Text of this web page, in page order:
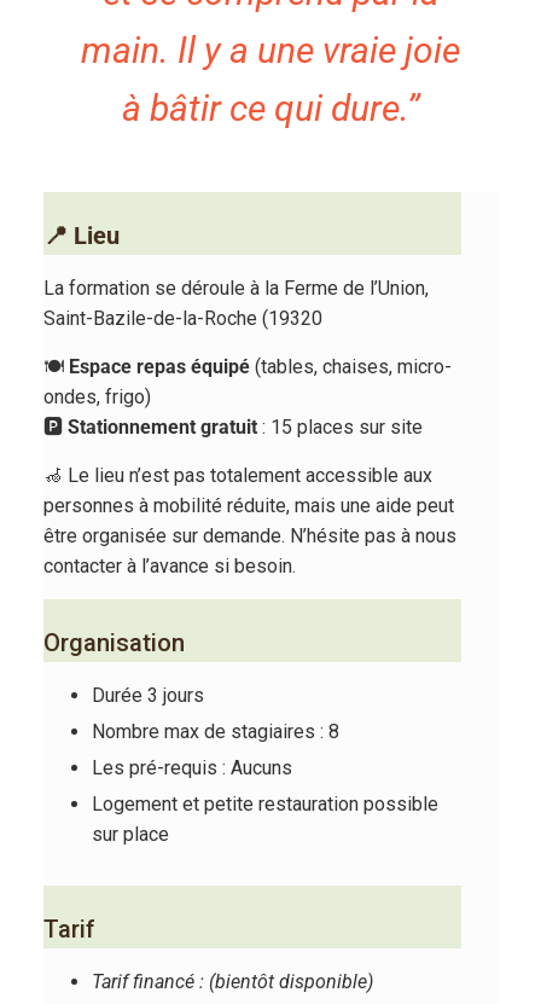
main. Il y a une vraie joie
à bâtir ce qui dure.”
📍 Lieu
La formation se déroule à la Ferme de l’Union,
Saint-Bazile-de-la-Roche (19320
🍽️ Espace repas équipé(tables, chaises, micro-
ondes, frigo)
🅿️ Stationnement gratuit: 15 places sur site
🦽 Le lieu n’est pas totalement accessible aux
personnes à mobilité réduite, mais une aide peut
être organisée sur demande. N’hésite pas à nous
contacter à l’avance si besoin.
Organisation
Durée 3 jours
Nombre max de stagiaires : 8
Les pré-requis : Aucuns
Logement et petite restauration possible
sur place
Tarif
Tarif financé : (bientôt disponible)